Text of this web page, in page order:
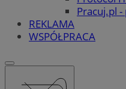
Pracuj.pl -
REKLAMA
WSPÓŁPRACA